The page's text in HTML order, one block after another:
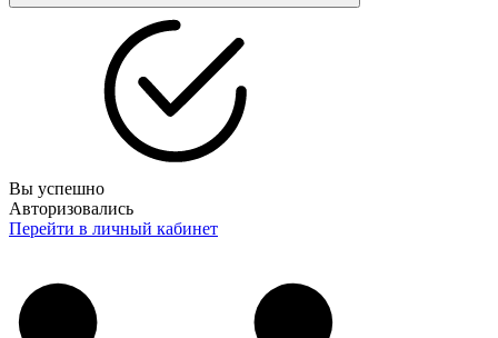
Вы успешно
Авторизовались
Перейти в личный кабинет